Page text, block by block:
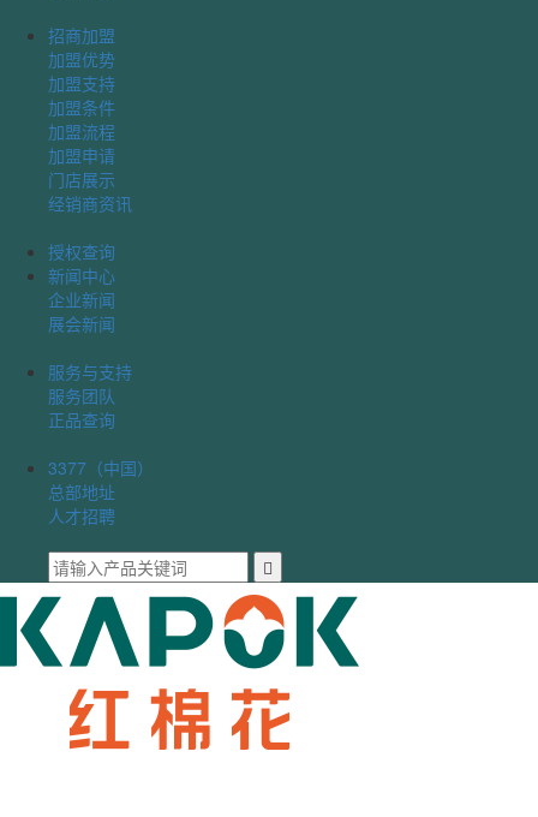
招商加盟
加盟优势
加盟支持
加盟条件
加盟流程
加盟申请
门店展示
经销商资讯
授权查询
新闻中心
企业新闻
展会新闻
服务与支持
服务团队
正品查询
3377（中国）
总部地址
人才招聘